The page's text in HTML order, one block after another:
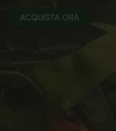
ACQUISTA ORA